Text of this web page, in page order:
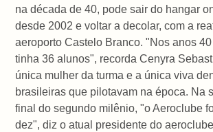
na década de 40, pode sair do hangar
desde 2002 e voltar a decolar, com a
aeroporto Castelo Branco. "Nos anos
tinha 36 alunos", recorda Cenyra
única mulher da turma e a única viva
brasileiras que pilotavam na época. Na
final do segundo milênio, "o Aeroclube
dez", diz o atual presidente do